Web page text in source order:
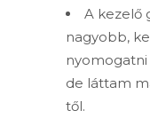
A kezelő
nagyobb,
de láttam
től.